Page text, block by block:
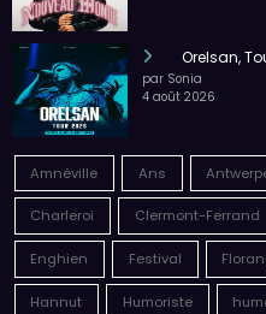
Orelsan,
par Sonia
4 août 2026
Amnéville Ans
Charleroi Clermont-Ferrand
Enghien Festival
Hannut Humoriste